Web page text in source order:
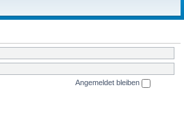
Angemeldet bleiben